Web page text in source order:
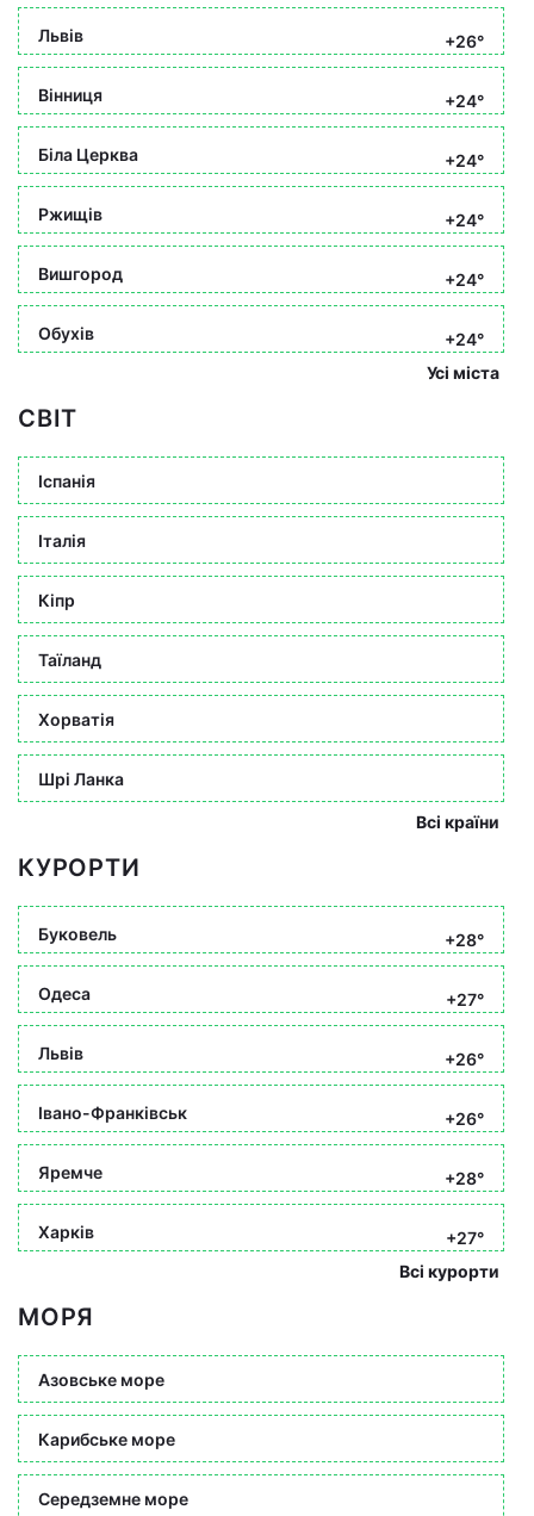
Львів +26°
Вінниця +24°
Біла Церква +24°
Ржищів +24°
Вишгород +24°
Обухів
+24°
Усі міста
СВІТ
Іспанія
Італія
Кіпр
Таїланд
Хорватія
Шрі Ланка
Всі країни
КУРОРТИ
Буковель +28°
Одеса +27°
Львів +26°
Івано-Франківськ +26°
Яремче +28°
Харків
+27°
Всі курорти
МОРЯ
Азовське море
Карибське море
Середземне море